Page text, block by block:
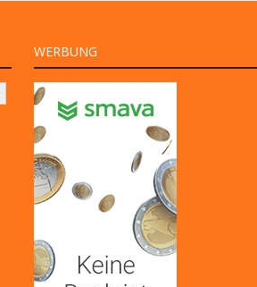
WERBUNG